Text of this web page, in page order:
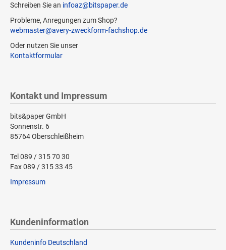
Schreiben Sie an infoaz@bitspaper.de
Probleme, Anregungen zum Shop?
webmaster@avery-zweckform-fachshop.de
Oder nutzen Sie unser
Kontaktformular
Kontakt und Impressum
bits&paper GmbH
Sonnenstr. 6
85764 Oberschleißheim
Tel 089 / 315 70 30
Fax 089 / 315 33 45
Impressum
Kundeninformation
Kundeninfo Deutschland